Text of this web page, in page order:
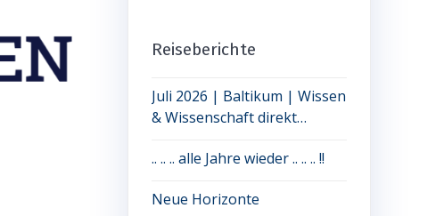
Reiseberichte
Juli 2026 | Baltikum | Wissen
& Wissenschaft direkt
.. .. .. alle Jahre wieder .. .. .. !!
Neue Horizonte